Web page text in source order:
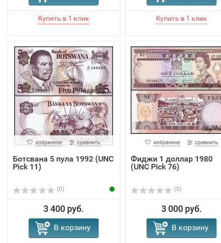
избранное сравнить
Ботсвана 5 пула 1992 (UNC
Pick 11)
(0)
3 400 руб.
В корзину
избранное сравнить
Фиджи 1 доллар 1980
(UNC Pick 76)
(0)
3 000 руб.
В корзину